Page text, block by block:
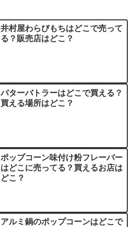
井村屋わらびもちはどこで売って
る？販売店はどこ？
バターバトラーはどこで買える？
買える場所はどこ？
ポップコーン味付け粉フレーバー
はどこに売ってる？買えるお店は
どこ？
アルミ鍋のポップコーンはどこで